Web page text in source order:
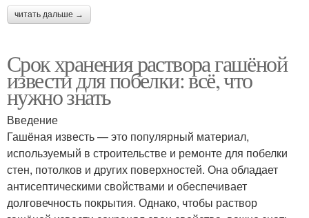
читать дальше →
Срок хранения раствора гашёной
извести для побелки: всё, что
нужно знать
Введение
Гашёная известь — это популярный материал,
используемый в строительстве и ремонте для побелки
стен, потолков и других поверхностей. Она обладает
антисептическими свойствами и обеспечивает
долговечность покрытия. Однако, чтобы раствор